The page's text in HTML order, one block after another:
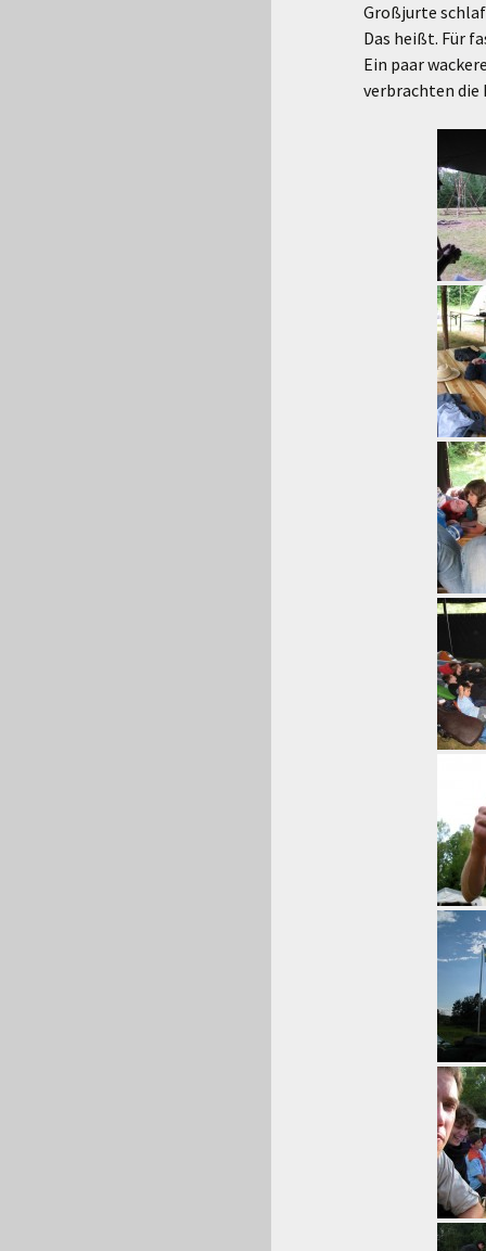
Großjurte
Das heißt. Für
Ein paar
verbrachten